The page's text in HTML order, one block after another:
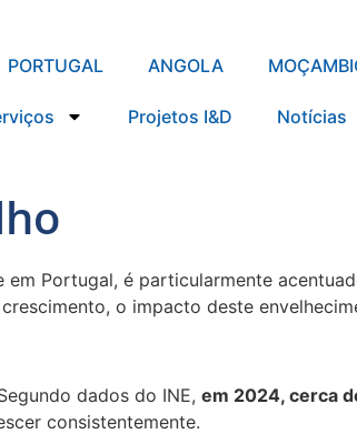
PORTUGAL ANGOLA
Projetos I&D Notícias
dados do INE, em 2024, cerca
consistentemente.